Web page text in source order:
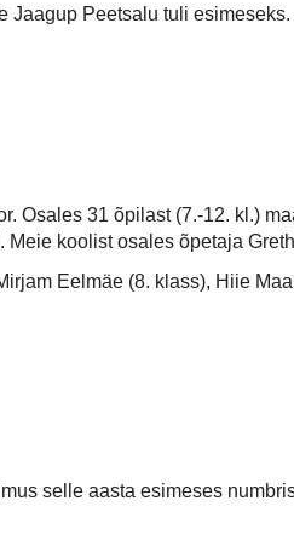
Peetsalu tuli
Osales 31 õpilast (7.-12. kl.)
koolist osales õpetaja
Eelmäe (8. klass), Hiie
selle aasta esimeses